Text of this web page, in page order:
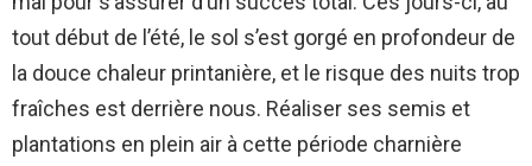
tout début de l’été, le sol s’est gorgé en profondeur de
la douce chaleur printanière, et le risque des nuits trop
fraîches est derrière nous. Réaliser ses semis et
plantations en plein air à cette période charnière